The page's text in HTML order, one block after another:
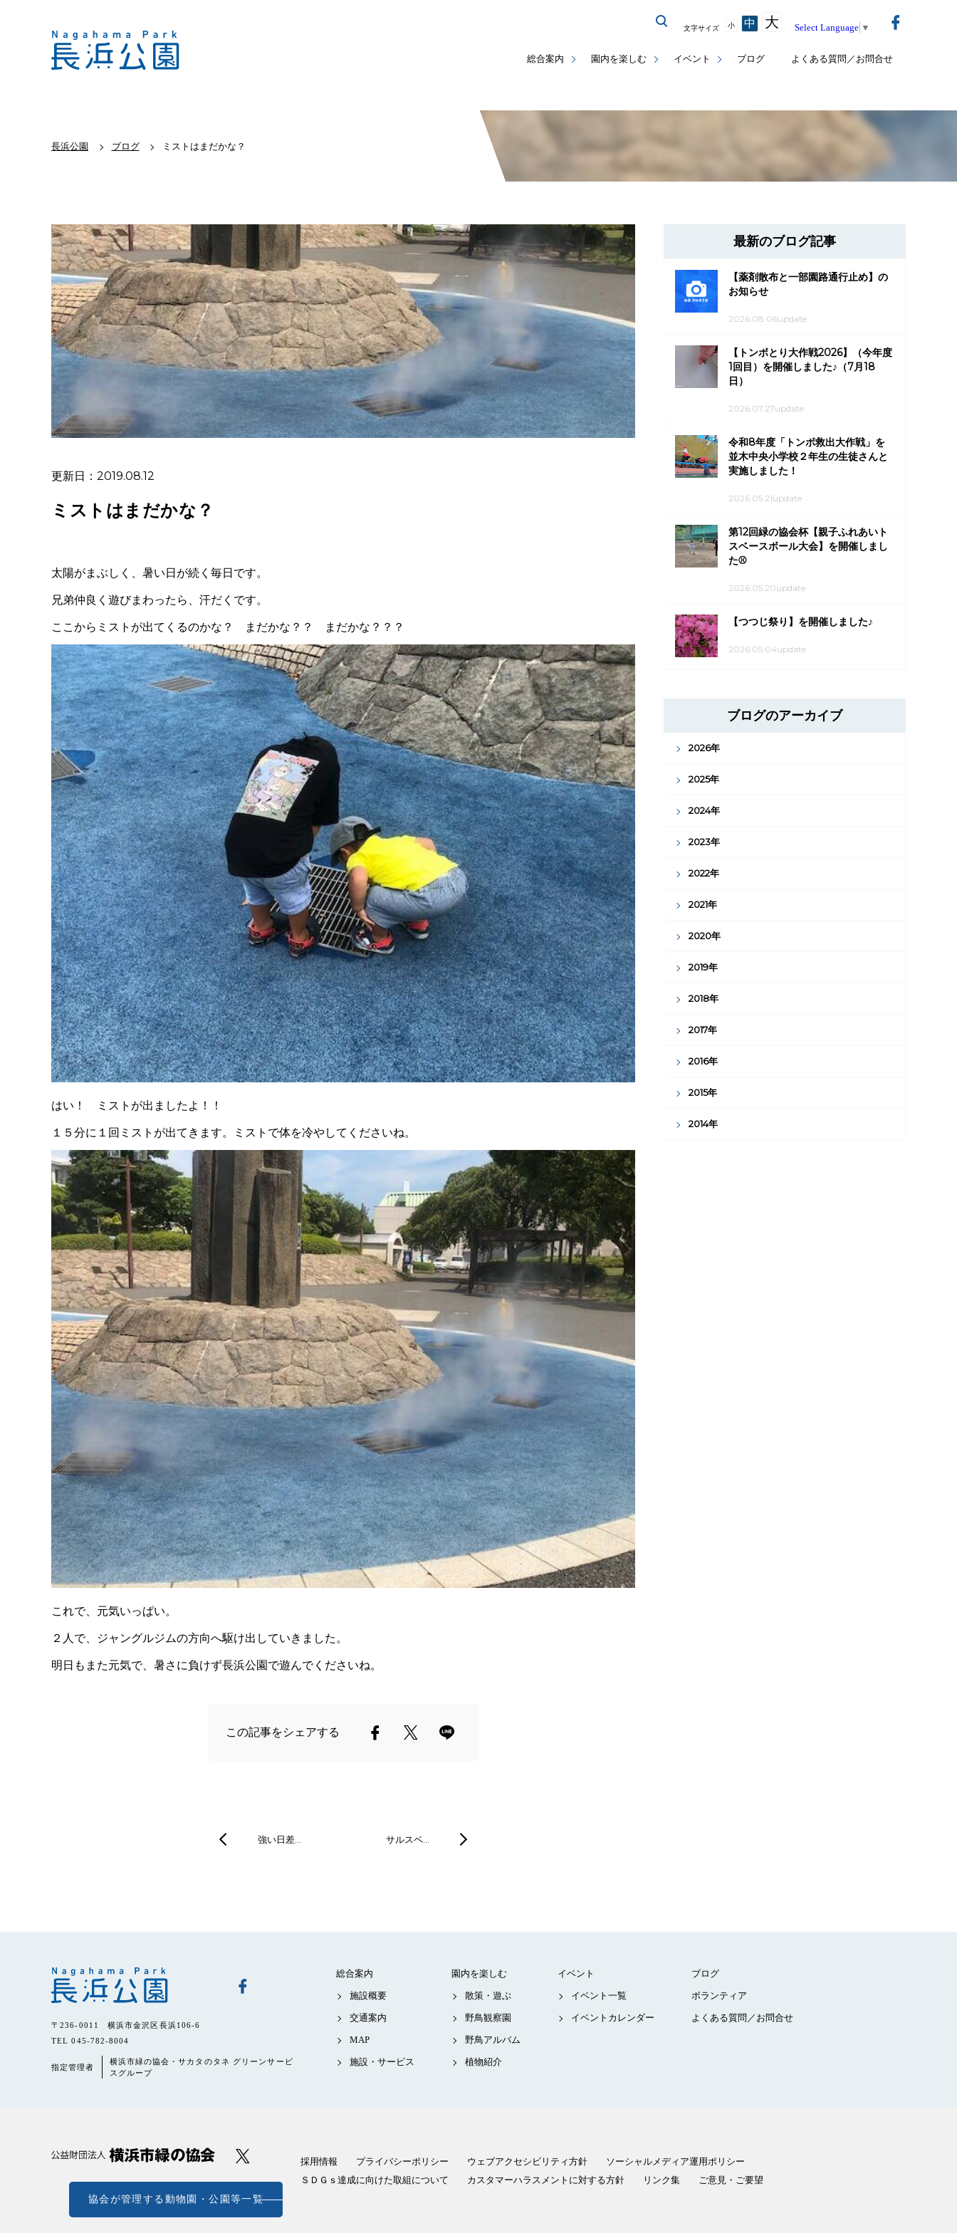
総合案内 園内を楽しむ イベント ブログ よくある質問／お問合せ
文字サイズ 小 中 大 Select Language ▼
長浜公園 ブログ ミストはまだかな？
更新日：2019.08.12
ミストはまだかな？
太陽がまぶしく、暑い日が続く毎日です。
兄弟仲良く遊びまわったら、汗だくです。
ここからミストが出てくるのかな？ まだかな？？ まだかな？？？
はい！ ミストが出ましたよ！！
１５分に１回ミストが出てきます。ミストで体を冷やしてくださいね。
これで、元気いっぱい。
２人で、ジャングルジムの方向へ駆け出していきました。
明日もまた元気で、暑さに負けず長浜公園で遊んでくださいね。
この記事をシェアする
強い日差… サルスベ…
最新のブログ記事
【薬剤散布と一部園路通行止め】の
お知らせ
2026.08.06update
【トンボとり大作戦2026】（今年度
1回目）を開催しました♪（7月18
日）
2026.07.27update
令和8年度「トンボ救出大作戦」を
並木中央小学校２年生の生徒さんと
実施しました！
2026.05.21update
第12回緑の協会杯【親子ふれあいト
スベースボール大会】を開催しまし
た⚾
2026.05.20update
【つつじ祭り】を開催しました♪
2026.05.04update
ブログのアーカイブ
2026年
2025年
2024年
2023年
2022年
2021年
2020年
2019年
2018年
2017年
2016年
2015年
2014年
〒236-0011 横浜市金沢区長浜106-6
TEL 045-782-8004
指定管理者
横浜市緑の協会・サカタのタネ グリーンサービ
スグループ
総合案内
施設概要
交通案内
MAP
施設・サービス
園内を楽しむ
散策・遊ぶ
野鳥観察園
野鳥アルバム
植物紹介
イベント
イベント一覧
イベントカレンダー
ブログ
ボランティア
よくある質問／お問合せ
協会が管理する動物園・公園等一覧
採用情報 プライバシーポリシー ウェブアクセシビリティ方針
ソーシャルメディア運用ポリシー
ＳＤＧｓ達成に向けた取組について
カスタマーハラスメントに対する方針 リンク集 ご意見・ご要望